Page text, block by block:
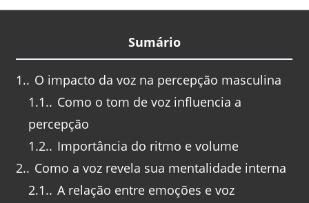
Sumário
1. O impacto da voz na percepção masculina
1.1. Como o tom de voz influencia a
percepção
1.2. Importância do ritmo e volume
2. Como a voz revela sua mentalidade interna
2.1. A relação entre emoções e voz